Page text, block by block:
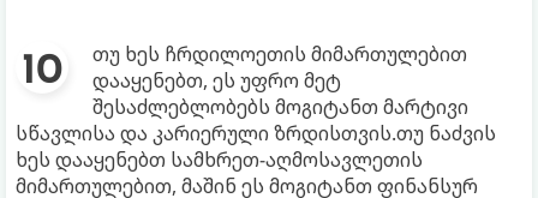
თუ ხეს ჩრდილოეთის მიმართულებით
დააყენებთ, ეს უფრო მეტ
შესაძლებლობებს მოგიტანთ მარტივი
სწავლისა და კარიერული ზრდისთვის.თუ ნაძვის
ხეს დააყენებთ სამხრეთ-აღმოსავლეთის
მიმართულებით, მაშინ ეს მოგიტანთ ფინანსურ